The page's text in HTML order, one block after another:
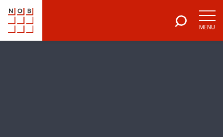
NOB
Voor een excellente beroepsuitoefening
MENU